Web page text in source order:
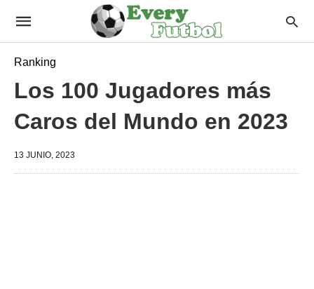
Ranking
Los 100 Jugadores más
Caros del Mundo en 2023
13 JUNIO, 2023